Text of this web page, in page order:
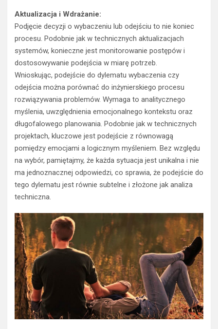
Aktualizacja i Wdrażanie:
Podjęcie decyzji o wybaczeniu lub odejściu to nie koniec
procesu. Podobnie jak w technicznych aktualizacjach
systemów, konieczne jest monitorowanie postępów i
dostosowywanie podejścia w miarę potrzeb.
Wnioskując, podejście do dylematu wybaczenia czy
odejścia można porównać do inżynierskiego procesu
rozwiązywania problemów. Wymaga to analitycznego
myślenia, uwzględnienia emocjonalnego kontekstu oraz
długofalowego planowania. Podobnie jak w technicznych
projektach, kluczowe jest podejście z równowagą
pomiędzy emocjami a logicznym myśleniem. Bez względu
na wybór, pamiętajmy, że każda sytuacja jest unikalna i nie
ma jednoznacznej odpowiedzi, co sprawia, że podejście do
tego dylematu jest równie subtelne i złożone jak analiza
techniczna.